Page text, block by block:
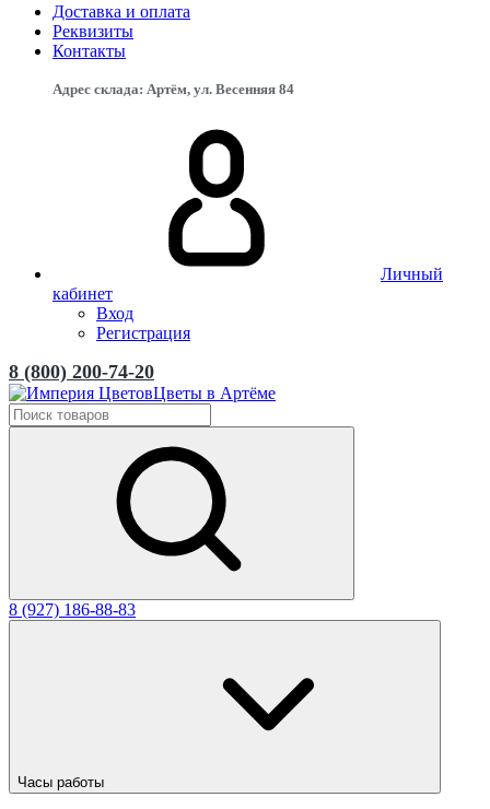
Доставка и оплата
Реквизиты
Контакты
Адрес склада: Артём, ул. Весенняя 84
Личный
кабинет
Вход
Регистрация
8 (800) 200-74-20
Цветы в Артёме
8 (927) 186-88-83
Часы работы